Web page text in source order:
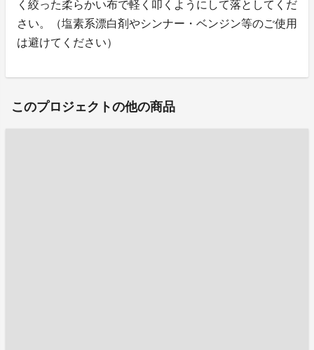
く絞った柔らかい布で軽く叩くようにして落としてくだ
さい。（塩素系漂白剤やシンナー・ベンジン等のご使用
は避けてください）
このプロジェクトの他の商品